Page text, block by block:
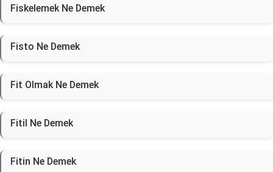
Fiskelemek Ne Demek
Fisto Ne Demek
Fit Olmak Ne Demek
Fitil Ne Demek
Fitin Ne Demek